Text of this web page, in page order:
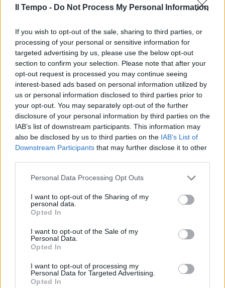
Il Tempo - Do Not Process My Personal Information
If you wish to opt-out of the sale, sharing to third parties, or
processing of your personal or sensitive information for
targeted advertising by us, please use the below opt-out
section to confirm your selection. Please note that after your
opt-out request is processed you may continue seeing
interest-based ads based on personal information utilized by
us or personal information disclosed to third parties prior to
your opt-out. You may separately opt-out of the further
disclosure of your personal information by third parties on the
IAB’s list of downstream participants. This information may
also be disclosed by us to third parties on the IAB’s List of
Downstream Participants that may further disclose it to other
Personal Data Processing Opt Outs
I want to opt-out of the Sharing of my
personal data.
Opted In
I want to opt-out of the Sale of my
Personal Data.
Opted In
I want to opt-out of processing my
Personal Data for Targeted Advertising.
Opted In
INGIUSTIZIA ALL'ITALIANA
Assolto anche in appello. Parla
Marco Carta: io, innocente
messo alla gogna
19/10/2020
UN INCUBO
"Avrei ucciso". Facchinetti e
moglie sotto choc: su Instagram
il video dell'irruzione nella villa
11/08/2020
INDAGINI IN CORSO
dalla cassaforte buoni pasto per
12mila euro
RUBATE MONETE, MEDAGLIE E COLLANE PREGIATE